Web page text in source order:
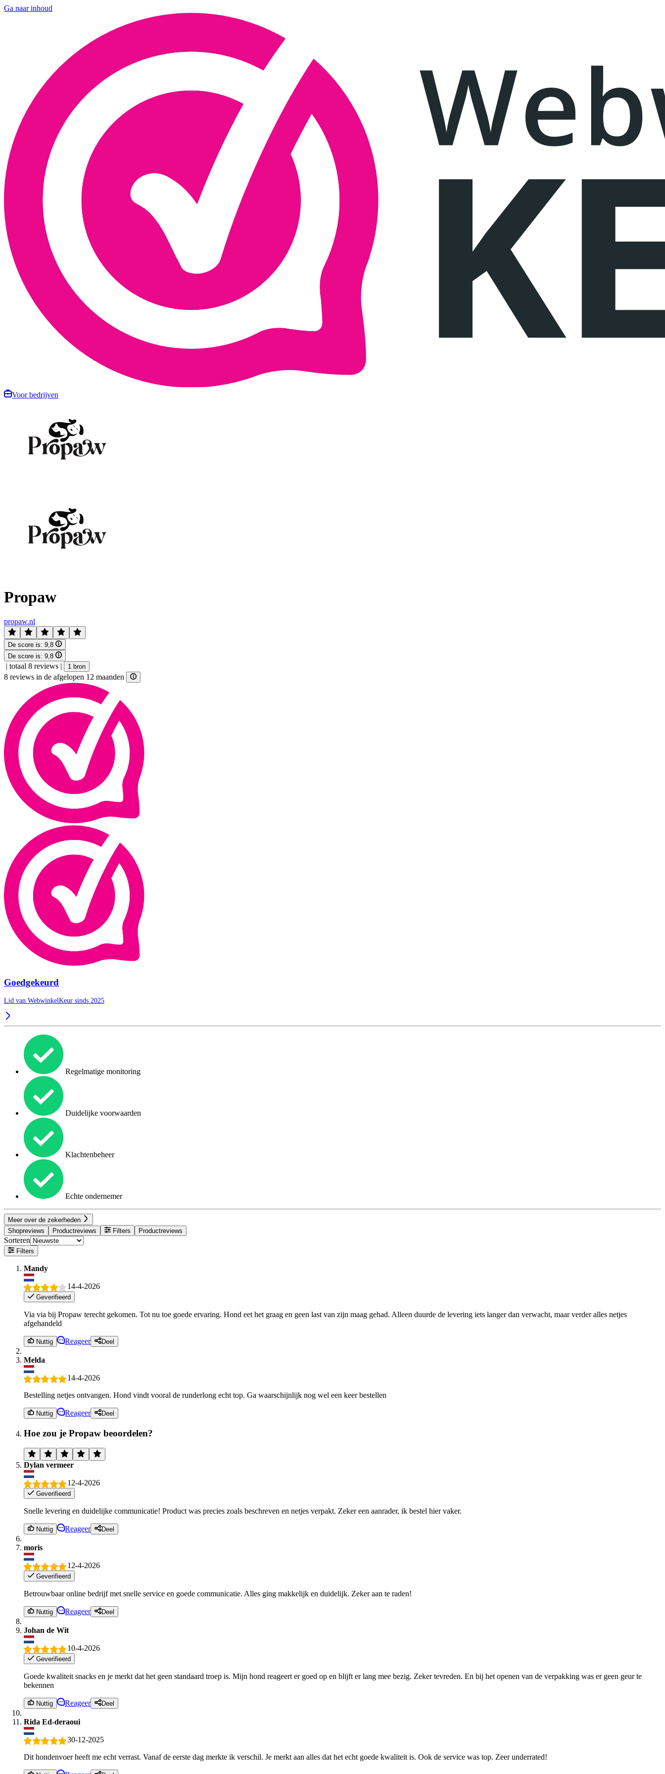
Ga naar inhoud
Voor bedrijven
Propaw
propaw.nl
De score is: 9,8
De score is: 9,8
| totaal 8 reviews | 1 bron
8 reviews in de afgelopen 12 maanden
Goedgekeurd
Lid van WebwinkelKeur sinds 2025
Regelmatige monitoring
Duidelijke voorwaarden
Klachtenbeheer
Echte ondernemer
Meer over de zekerheden
Shopreviews
Productreviews Filters Productreviews
Sorteren
Filters
Mandy
14-4-2026
Geverifieerd
Via via bij Propaw terecht gekomen. Tot nu toe goede ervaring. Hond eet het graag en geen last van zijn maag gehad. Alleen duurde de levering iets langer dan verwacht, maar verder alles netjes
afgehandeld
Nuttig Reageer Deel
Melda
14-4-2026
Bestelling netjes ontvangen. Hond vindt vooral de runderlong echt top. Ga waarschijnlijk nog wel een keer bestellen
Nuttig Reageer Deel
Hoe zou je Propaw beoordelen?
Dylan vermeer
12-4-2026
Geverifieerd
Snelle levering en duidelijke communicatie! Product was precies zoals beschreven en netjes verpakt. Zeker een aanrader, ik bestel hier vaker.
Nuttig Reageer Deel
moris
12-4-2026
Geverifieerd
Betrouwbaar online bedrijf met snelle service en goede communicatie. Alles ging makkelijk en duidelijk. Zeker aan te raden!
Nuttig Reageer Deel
Johan de Wit
10-4-2026
Geverifieerd
Goede kwaliteit snacks en je merkt dat het geen standaard troep is. Mijn hond reageert er goed op en blijft er lang mee bezig. Zeker tevreden. En bij het openen van de verpakking was er geen geur te
bekennen
Nuttig Reageer Deel
Rida Ed-deraoui
30-12-2025
Dit hondenvoer heeft me echt verrast. Vanaf de eerste dag merkte ik verschil. Je merkt aan alles dat het echt goede kwaliteit is. Ook de service was top. Zeer underrated!